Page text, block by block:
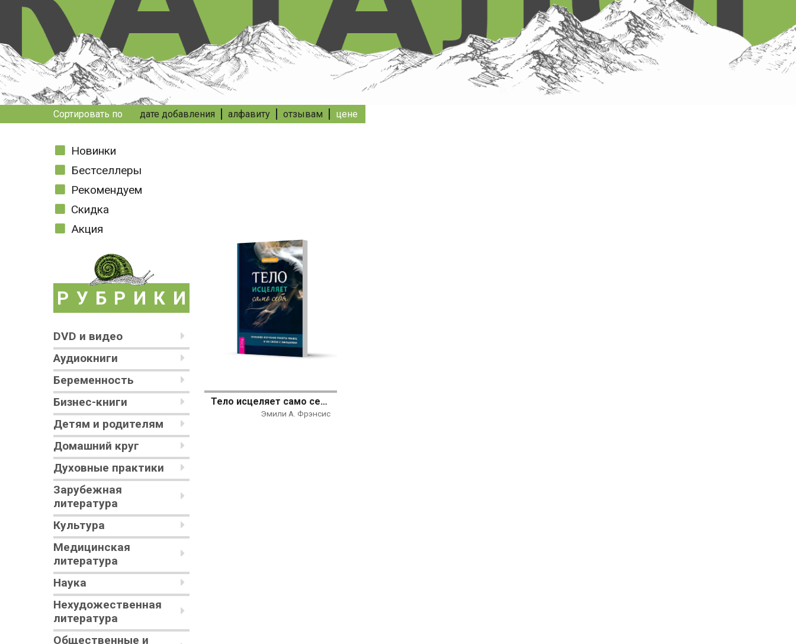
Сортировать по дате добавления алфавиту отзывам цене
Тело исцеляет само себя. Глубокое изучение работы мышц и их связи с эмоциями
Эмили А. Фрэнсис
Новинки
Бестселлеры
Рекомендуем
Скидка
Акция
РУБРИКИ
DVD и видео
Аудиокниги
Беременность
Бизнес-книги
Детям и родителям
Домашний круг
Духовные практики
Зарубежная
литература
Культура
Медицинская
литература
Наука
Нехудожественная
литература
Общественные и